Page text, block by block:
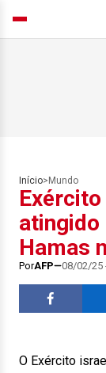
Início> Mundo
atingido
Hamas
PorAFP 08/02/25
O Exército